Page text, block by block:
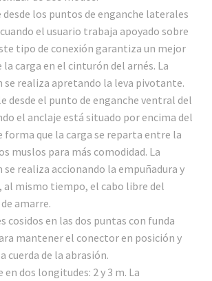
desde los puntos de enganche laterales
el usuario trabaja apoyado sobre
tipo de conexión garantiza un mejor
carga en el cinturón del arnés. La
se realiza apretando la leva pivotante.
desde el punto de enganche ventral del
el anclaje está situado por encima del
forma que la carga se reparta entre la
muslos para más comodidad. La
se realiza accionando la empuñadura y
al mismo tiempo, el cabo libre del
amarre.
cosidos en las dos puntas con funda
mantener el conector en posición y
cuerda de la abrasión.
en dos longitudes: 2 y 3 m. La